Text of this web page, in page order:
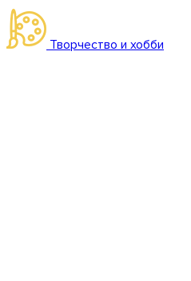
Творчество и хобби